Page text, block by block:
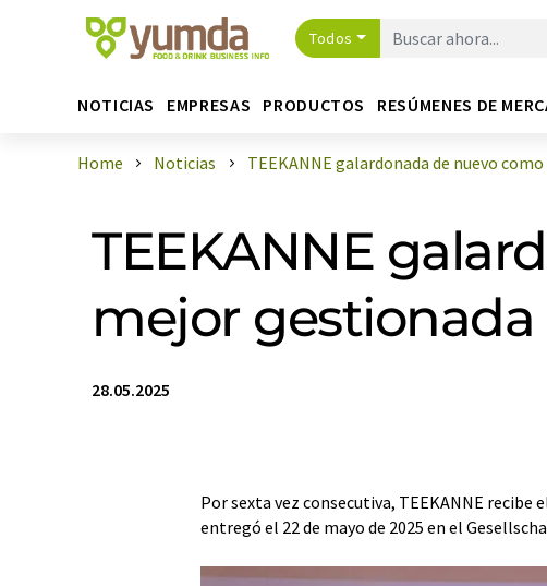
Todos
NOTICIAS EMPRESAS PRODUCTOS RESÚMENES DE
Home Noticias TEEKANNE galardonada de nuevo como
TEEKANNE
mejor gestionada
28.05.2025
Por sexta vez consecutiva, TEEKANNE recibe
entregó el 22 de mayo de 2025 en el